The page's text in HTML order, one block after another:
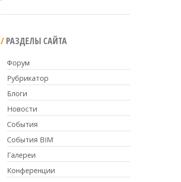
РАЗДЕЛЫ САЙТА
Форум
Рубрикатор
Блоги
Новости
События
События BIM
Галереи
Конференции